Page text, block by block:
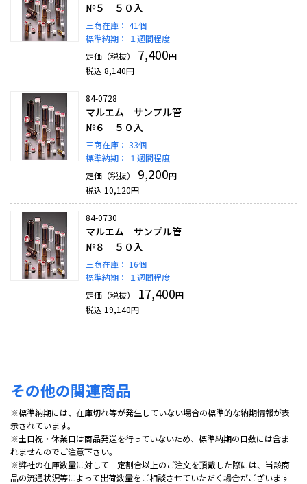
№５ ５０入
三商在庫： 41個
標準納期：
１週間程度
定価（税抜）
7,400円
税込 8,140円
84-0728
マルエム サンプル管
№６ ５０入
三商在庫： 33個
標準納期：
１週間程度
定価（税抜）
9,200円
税込 10,120円
84-0730
マルエム サンプル管
№８ ５０入
三商在庫： 16個
標準納期：
１週間程度
定価（税抜）
17,400円
税込 19,140円
その他の関連商品
※標準納期には、在庫切れ等が発生していない場合の標準的な納期情報が表
示されています。
※土日祝・休業日は商品発送を行っていないため、標準納期の日数には含ま
れませんのでご注意下さい。
※弊社の在庫数量に対して一定割合以上のご注文を頂戴した際には、当該商
品の流通状況等によって出荷数量をご相談させていただく場合がございます